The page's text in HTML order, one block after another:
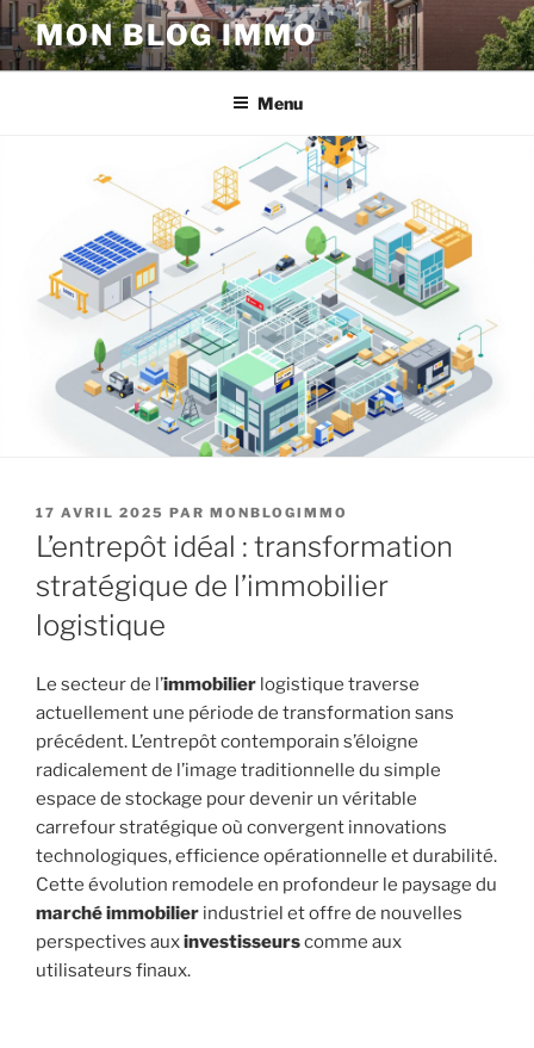
Aller
au
contenu
MON BLOG IMMO
Menu
PUBLIÉ
LE
17 AVRIL 2025 PAR MONBLOGIMMO
L’entrepôt idéal : transformation
stratégique de l’immobilier
logistique
Le secteur de l’immobilier logistique traverse
actuellement une période de transformation sans
précédent. L’entrepôt contemporain s’éloigne
radicalement de l’image traditionnelle du simple
espace de stockage pour devenir un véritable
carrefour stratégique où convergent innovations
technologiques, efficience opérationnelle et durabilité.
Cette évolution remodele en profondeur le paysage du
marché immobilier industriel et offre de nouvelles
perspectives auxinvestisseurscomme aux
utilisateurs finaux.